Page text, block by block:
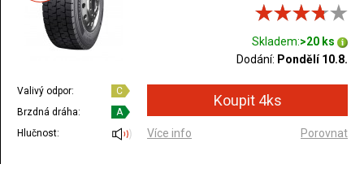
Skladem:>20 ks
Dodání: Pondělí 10.8.
Valivý odpor:
C
Brzdná dráha:
A
Hlučnost:
Více info Porovnat